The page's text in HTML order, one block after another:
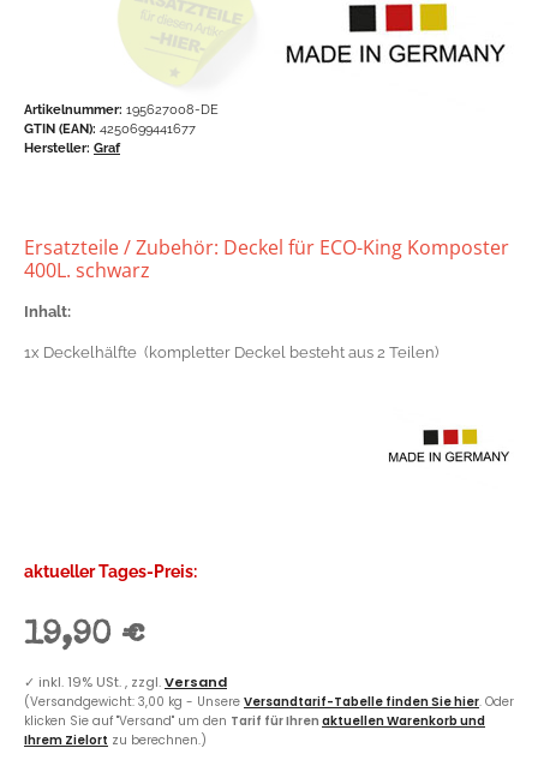
Artikelnummer: 195627008-DE
GTIN (EAN): 4250699441677
Hersteller: Graf
Ersatzteile / Zubehör: Deckel für ECO-King Komposter
400L. schwarz
Inhalt:
1x Deckelhälfte (kompletter Deckel besteht aus 2 Teilen)
aktueller Tages-Preis:
19,90 €
✓ inkl. 19% USt. , zzgl.Versand
(Versandgewicht: 3,00 kg - Unsere Versandtarif-Tabelle finden Sie hier. Oder
klicken Sie auf "Versand" um den Tarif für Ihren aktuellen Warenkorb und
Ihrem Zielort zu berechnen.)